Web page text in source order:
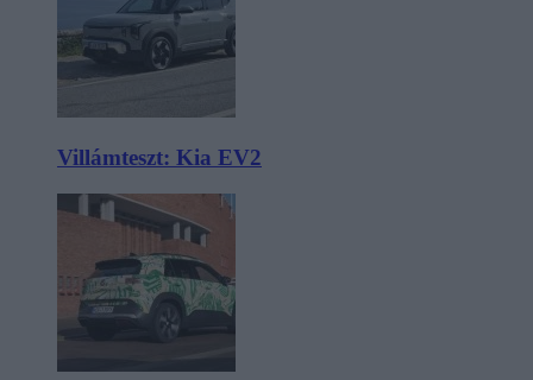
Villámteszt: Kia EV2